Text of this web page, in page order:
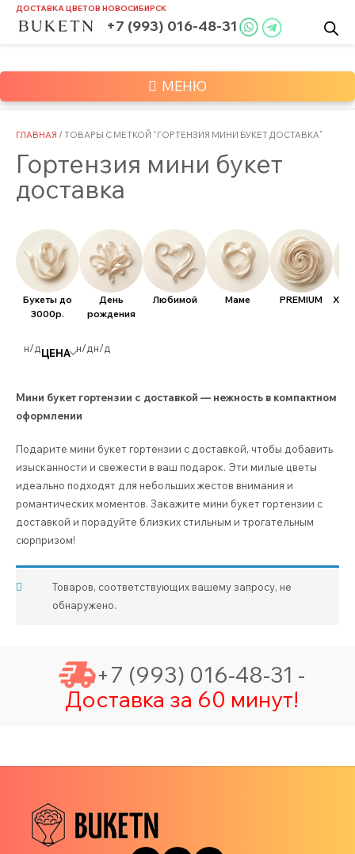
SkipДОСТАВКА ЦВЕТОВ НОВОСИБИРСК
+7 (993) 016-48-31
МЕНЮ
ГЛАВНАЯ / ТОВАРЫ С МЕТКОЙ “ГОРТЕНЗИЯ МИНИ БУКЕТ ДОСТАВКА”
Гортензия мини букет
доставка
Букеты до
3000р.
День
рождения
Любимой Маме PREMIUM
н/дЦЕНА н/дн/д
Мини букет гортензии с доставкой — нежность в компактном
оформлении
Подарите мини букет гортензии с доставкой, чтобы добавить
изысканности и свежести в ваш подарок. Эти милые цветы
идеально подходят для небольших жестов внимания и
романтических моментов. Закажите мини букет гортензии с
доставкой и порадуйте близких стильным и трогательным
сюрпризом!
Товаров, соответствующих вашему запросу, не
обнаружено.
+7 (993) 016-48-31 -
Доставка за 60 минут!